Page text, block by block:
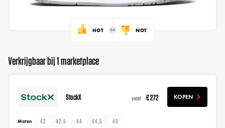
HOT NOT
Verkrijgbaar bij 1 marketplace
StockX vanaf € 272 KOPEN
Maten 42 42.5 44 44.5 45